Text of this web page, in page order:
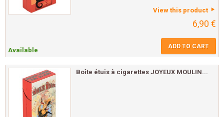
View this product
6,90 €
Available ADD TO CART
Boîte étuis à cigarettes JOYEUX MOULIN...